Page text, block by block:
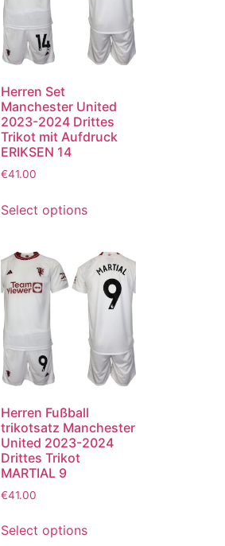
Herren Set
Manchester United
2023-2024 Drittes
Trikot mit Aufdruck
ERIKSEN 14
€41.00
Select options
Herren Fußball
trikotsatz Manchester
United 2023-2024
Drittes Trikot
MARTIAL 9
€41.00
Select options